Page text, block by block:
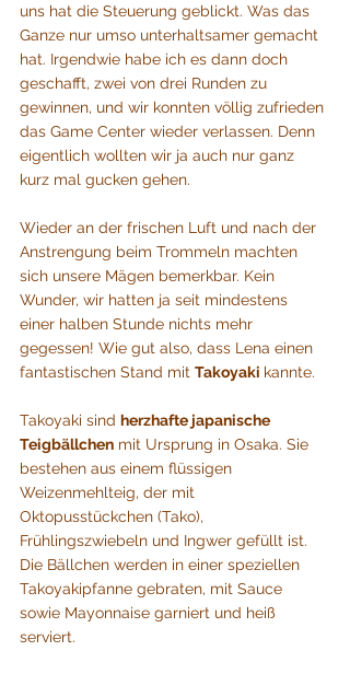
uns hat die Steuerung geblickt. Was das
Ganze nur umso unterhaltsamer gemacht
hat. Irgendwie habe ich es dann doch
geschafft, zwei von drei Runden zu
gewinnen, und wir konnten völlig zufrieden
das Game Center wieder verlassen. Denn
eigentlich wollten wir ja auch nur ganz
kurz mal gucken gehen.
Wieder an der frischen Luft und nach der
Anstrengung beim Trommeln machten
sich unsere Mägen bemerkbar. Kein
Wunder, wir hatten ja seit mindestens
einer halben Stunde nichts mehr
gegessen! Wie gut also, dass Lena einen
fantastischen Stand mit Takoyaki kannte.
Takoyaki sind herzhafte japanische
Teigbällchen mit Ursprung in Osaka. Sie
bestehen aus einem flüssigen
Weizenmehlteig, der mit
Oktopusstückchen (Tako),
Frühlingszwiebeln und Ingwer gefüllt ist.
Die Bällchen werden in einer speziellen
Takoyakipfanne gebraten, mit Sauce
sowie Mayonnaise garniert und heiß
serviert.